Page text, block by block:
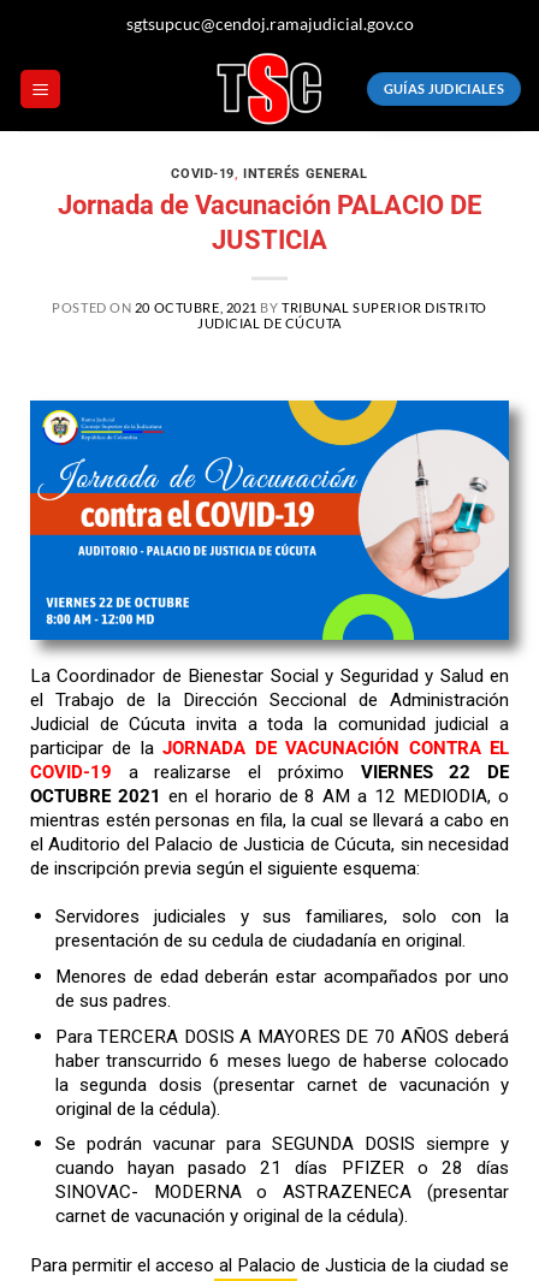
sgtsupcuc@cendoj.ramajudicial.gov.co
GUÍAS JUDICIALES
COVID-19,INTERÉS GENERAL
Jornada de Vacunación PALACIO DE
JUSTICIA
POSTED ON 20 OCTUBRE, 2021 BYTRIBUNAL SUPERIOR DISTRITO
JUDICIAL DE CÚCUTA
La Coordinador de Bienestar Social y Seguridad y Salud en
el Trabajo de la Dirección Seccional de Administración
Judicial de Cúcuta invita a toda la comunidad judicial a
participar de laJORNADA DE VACUNACIÓN CONTRA EL
COVID-19 a realizarse el próximo VIERNES 22 DE
OCTUBRE 2021 en el horario de 8 AM a 12 MEDIODIA, o
mientras estén personas en fila, la cual se llevará a cabo en
el Auditorio del Palacio de Justicia de Cúcuta, sin necesidad
de inscripción previa según el siguiente esquema:
Servidores judiciales y sus familiares, solo con la
presentación de su cedula de ciudadanía en original.
Menores de edad deberán estar acompañados por uno
de sus padres.
Para TERCERA DOSIS A MAYORES DE 70 AÑOS deberá
haber transcurrido 6 meses luego de haberse colocado
la segunda dosis (presentar carnet de vacunación y
original de la cédula).
Se podrán vacunar para SEGUNDA DOSIS siempre y
cuando hayan pasado 21 días PFIZER o 28 días
SINOVAC- MODERNA o ASTRAZENECA (presentar
carnet de vacunación y original de la cédula).
Para permitir el acceso al Palacio de Justicia de la ciudad se